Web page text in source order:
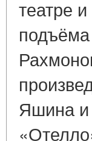
театре
Яшина